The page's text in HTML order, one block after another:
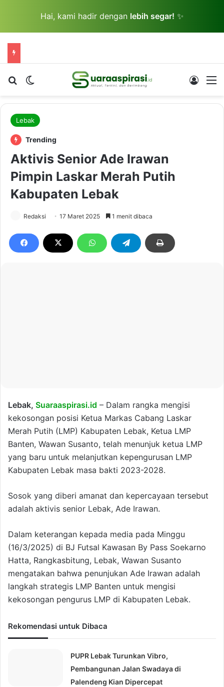
Hai, kami hadir dengan lebih segar! ✨
Cari berita...Switch skin Log In
Lebak
Trending
Aktivis Senior Ade Irawan
Pimpin Laskar Merah Putih
Kabupaten Lebak
Redaksi 17 Maret 2025 1 menit dibaca
Lebak, Suaraaspirasi.id – Dalam rangka mengisi
kekosongan posisi Ketua Markas Cabang Laskar
Merah Putih (LMP) Kabupaten Lebak, Ketua LMP
Banten, Wawan Susanto, telah menunjuk ketua LMP
yang baru untuk melanjutkan kepengurusan LMP
Kabupaten Lebak masa bakti 2023-2028.
Sosok yang diberi amanat dan kepercayaan tersebut
adalah aktivis senior Lebak, Ade Irawan.
Dalam keterangan kepada media pada Minggu
(16/3/2025) di BJ Futsal Kawasan By Pass Soekarno
Hatta, Rangkasbitung, Lebak, Wawan Susanto
mengatakan bahwa penunjukan Ade Irawan adalah
langkah strategis LMP Banten untuk mengisi
kekosongan pengurus LMP di Kabupaten Lebak.
Rekomendasi untuk Dibaca
PUPR Lebak Turunkan Vibro,
Pembangunan Jalan Swadaya di
Palendeng Kian Dipercepat